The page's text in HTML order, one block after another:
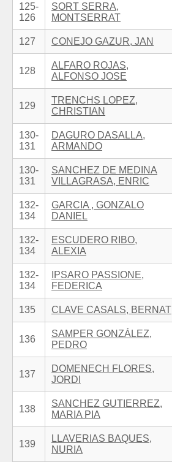
125-
126
SORT SERRA,
MONTSERRAT
127 CONEJO GAZUR, JAN
128
ALFARO ROJAS,
ALFONSO JOSE
129
TRENCHS LOPEZ,
CHRISTIAN
130-
131
DAGURO DASALLA,
ARMANDO
130-
131
SANCHEZ DE MEDINA
VILLAGRASA, ENRIC
132-
134
GARCIA , GONZALO
DANIEL
132-
134
ESCUDERO RIBO,
ALEXIA
132-
134
IPSARO PASSIONE,
FEDERICA
135 CLAVE CASALS, BERNAT
136
SAMPER GONZÁLEZ,
PEDRO
137
DOMENECH FLORES,
JORDI
138
SANCHEZ GUTIERREZ,
MARIA PIA
139
LLAVERIAS BAQUES,
NURIA